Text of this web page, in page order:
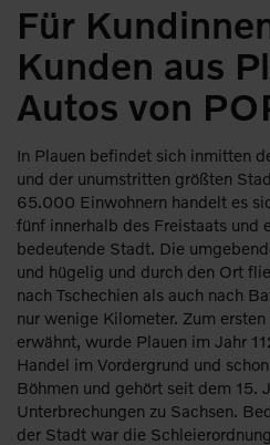
Für
Kunden aus
Autos von
In Plauen befindet sich inmitten
und der unumstritten größten
65.000 Einwohnern handelt es
fünf innerhalb des Freistaats und
bedeutende Stadt. Die
und hügelig und durch den Ort
nach Tschechien als auch nach
nur wenige Kilometer. Zum
erwähnt, wurde Plauen im Jahr
Handel im Vordergrund und
Böhmen und gehört seit dem 15.
Unterbrechungen zu Sachsen.
der Stadt war die